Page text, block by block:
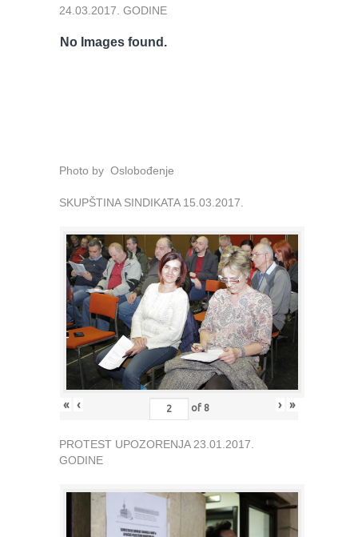
24.03.2017. GODINE
No Images found.
Photo by Oslobođenje
SKUPŠTINA SINDIKATA 15.03.2017.
« ‹ of 8 › »
PROTEST UPOZORENJA 23.01.2017.
GODINE